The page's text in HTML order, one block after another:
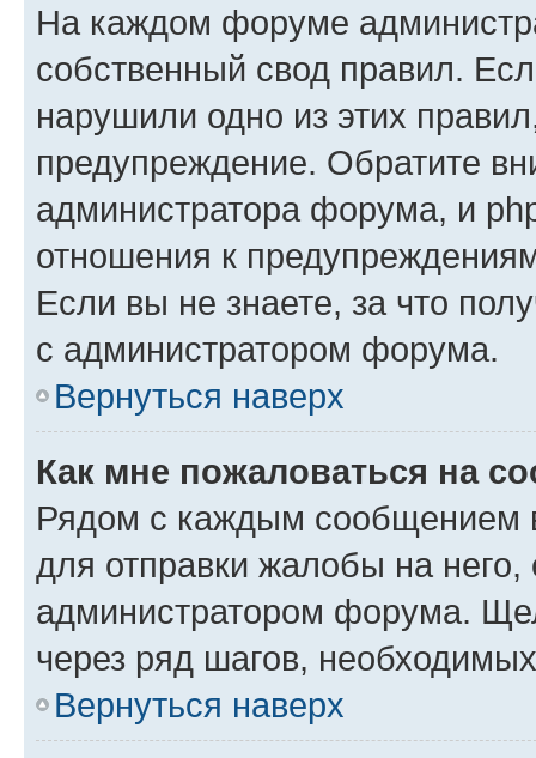
На каждом форуме
собственный свод правил.
нарушили одно из этих
предупреждение. Обратите
администратора форума, и
отношения к
Если вы не знаете, за что
с администратором форума.
Вернуться наверх
Как мне пожаловаться на
Рядом с каждым сообщением
для отправки жалобы на
администратором форума.
через ряд шагов,
Вернуться наверх